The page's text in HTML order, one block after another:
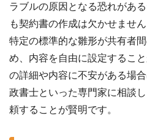
ラブルの原因となる恐れがあ
も契約書の作成は欠かせません
特定の標準的な雛形が共有者
め、内容を自由に設定するこ
の詳細や内容に不安がある場
政書士といった専門家に相談
頼することが賢明です。